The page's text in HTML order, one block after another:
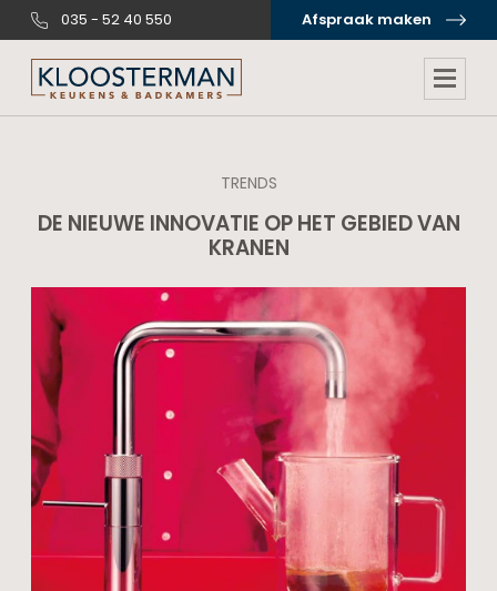
035 - 52 40 550 Afspraak maken
TRENDS
DE NIEUWE INNOVATIE OP HET GEBIED VAN
KRANEN